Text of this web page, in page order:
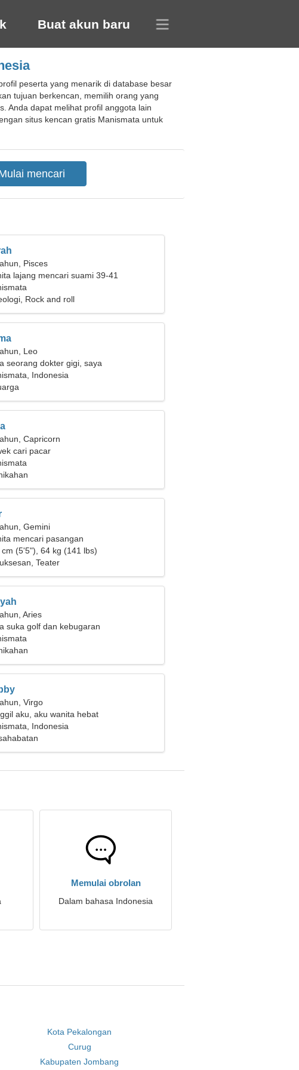
Buat akun baru
peserta yang menarik di database besar
tujuan berkencan, memilih orang yang
Anda dapat melihat profil anggota lain
situs kencan gratis Manismata untuk
Pisces
lajang mencari suami 39-41
Rock and roll
Leo
seorang dokter gigi, saya
wanita yang menggoda
Indonesia
Capricorn
cari pacar
Gemini
mencari pasangan
cm (5'5"), 64 kg (141 lbs)
Teater
Aries
suka golf dan kebugaran
Virgo
aku, aku wanita hebat
Indonesia
Memulai obrolan
Dalam bahasa Indonesia
Kota Pekalongan
Curug
Kabupaten Jombang